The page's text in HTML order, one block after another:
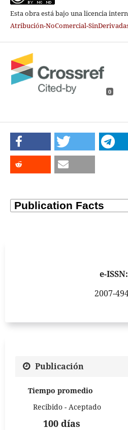
Esta obra está bajo una licencia
Atribución-NoComercial-
0
e-ISSN:
2007-
Publicación
Tiempo promedio
Recibido - Aceptado
100 días